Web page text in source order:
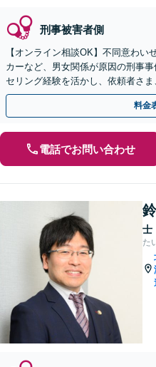
刑事被害者側
【オンライン相談OK】不同意わい
カーなど、男女関係が原因の刑事
セリング経験を活かし、依頼者さ
り添った対応を心掛けます【休日
料金
電話でお問い合わせ
士
た